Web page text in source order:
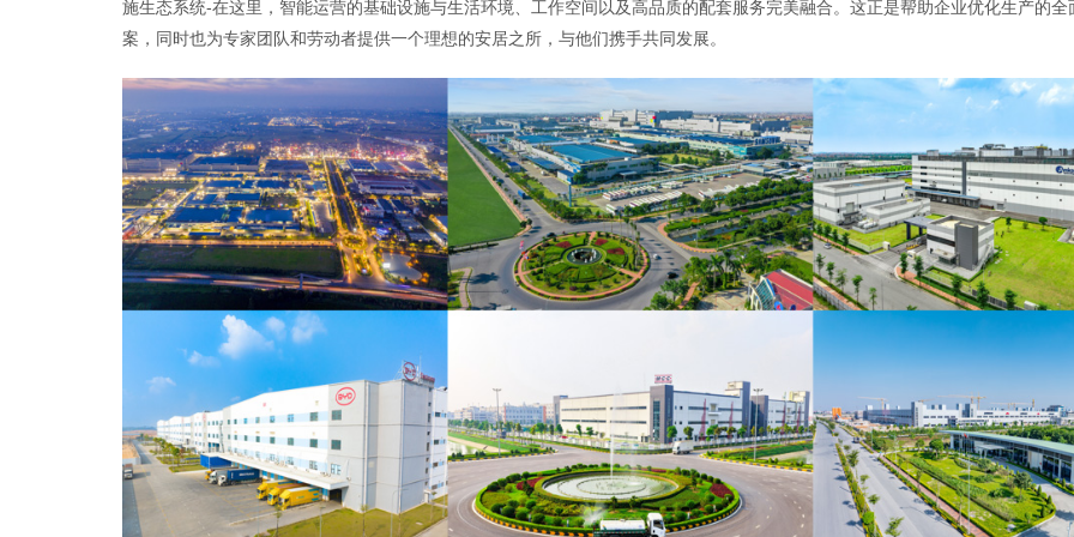
施生态系统-在这里，智能运营的基础设施与生活环境、工作空间以及高品质的配套服务完美融合。这正是帮助企业优化生产的全
案，同时也为专家团队和劳动者提供一个理想的安居之所，与他们携手共同发展。